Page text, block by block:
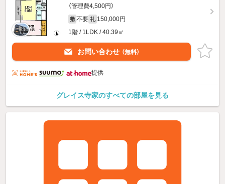
（管理費4,500円）
敷 不要 礼 150,000円
1階 / 1LDK / 40.39㎡
お問い合わせ （無料）
提供
グレイス寺家のすべての部屋を見る